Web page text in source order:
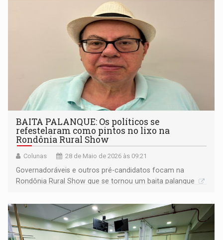
BAITA PALANQUE: Os políticos se
refestelaram como pintos no lixo na
Rondônia Rural Show
Colunas 28 de Maio de 2026 às 09:21
Governadoráveis e outros pré-candidatos focam na
Rondônia Rural Show que se tornou um baita palanque